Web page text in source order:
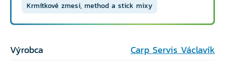
Krmítkové zmesi, method a stick mixy
Výrobca
Carp Servis Václavík